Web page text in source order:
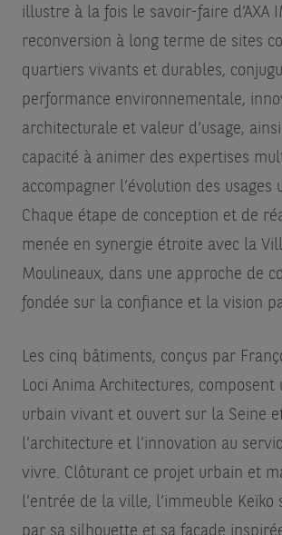
illustre à la fois le savoir-faire d’AXA
reconversion à long terme de sites
quartiers vivants et durables,
performance environnementale,
architecturale et valeur d’usage,
capacité à animer des expertises
accompagner l’évolution des usages
Chaque étape de conception et de
menée en synergie étroite avec la
Moulineaux, dans une approche de
fondée sur la confiance et la vision
Les cinq bâtiments, conçus par
Loci Anima Architectures, composent
urbain vivant et ouvert sur la Seine
l’architecture et l’innovation au
vivre. Clôturant ce projet urbain et
l’entrée de la ville, l’immeuble Keïko
par sa silhouette et sa façade